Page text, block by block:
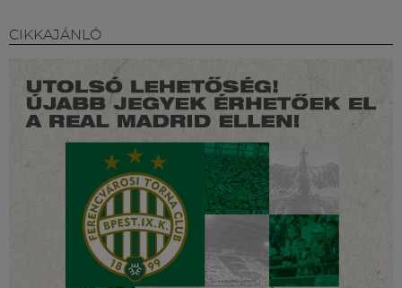
CIKKAJÁNLÓ